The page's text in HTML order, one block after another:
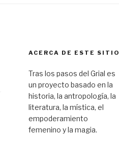
ACERCA DE ESTE SITIO
Tras los pasos del Grial es
un proyecto basado en la
historia, la antropología, la
literatura, la mística, el
empoderamiento
femenino y la magia.